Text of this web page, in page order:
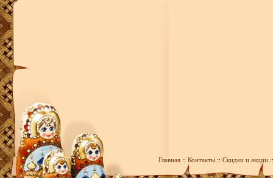
Главная :: Контакты :: Скидки и акции